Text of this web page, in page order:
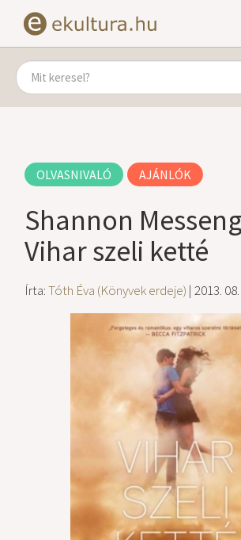
OLVASNIVALÓ AJÁNLÓK
Shannon
Vihar szeli ketté
Írta:Tóth Éva (Könyvek erdeje) | 2013.